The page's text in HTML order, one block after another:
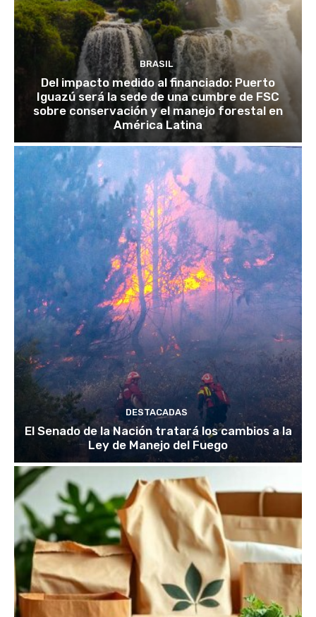
BRASIL
Del impacto medido al financiado: Puerto
Iguazú será la sede de una cumbre de FSC
sobre conservación y el manejo forestal en
América Latina
DESTACADAS
El Senado de la Nación tratará los cambios a la
Ley de Manejo del Fuego